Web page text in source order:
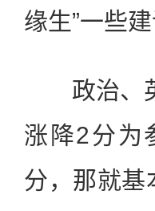
缘生”一些建
政治、英
涨降2分为
分，那就基